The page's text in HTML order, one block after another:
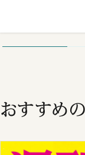
おすすめ